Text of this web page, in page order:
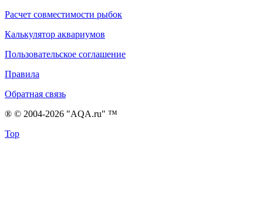
Расчет совместимости рыбок
Калькулятор аквариумов
Пользовательское соглашение
Правила
Обратная связь
® © 2004-2026 "AQA.ru" ™
Top